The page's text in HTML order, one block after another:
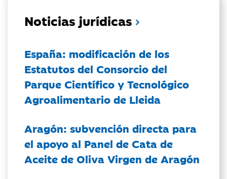
Noticias jurídicas
España: modificación de los
Estatutos del Consorcio del
Parque Científico y Tecnológico
Agroalimentario de Lleida
Aragón: subvención directa para
el apoyo al Panel de Cata de
Aceite de Oliva Virgen de Aragón